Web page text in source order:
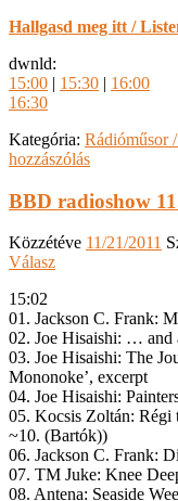
Hallgasd meg itt /
dwnld:
15:00 | 15:30 | 16:00
16:30
Kategória: Rádióműsor
hozzászólás
BBD radioshow
Közzétéve 11/21/2011
Válasz
15:02
01. Jackson C. Frank:
02. Joe Hisaishi: … and
03. Joe Hisaishi: The
Mononoke’, excerpt
04. Joe Hisaishi:
05. Kocsis Zoltán: Régi
~10. (Bartók))
06. Jackson C. Frank:
07. TM Juke: Knee
08. Antena: Seaside